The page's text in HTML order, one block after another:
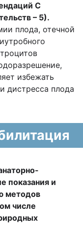
С
– 5).
плода, отечной
избежать
дистресса плода
показания и
методов
числе